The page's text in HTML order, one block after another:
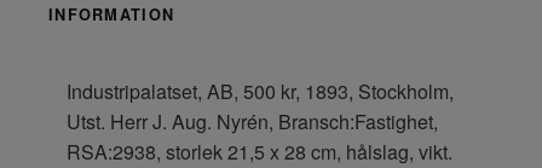
INFORMATION
Industripalatset, AB, 500 kr, 1893, Stockholm,
Utst. Herr J. Aug. Nyrén, Bransch:Fastighet,
RSA:2938, storlek 21,5 x 28 cm, hålslag, vikt.